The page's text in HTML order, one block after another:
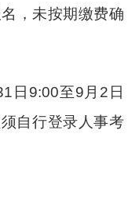
，未按期缴费确
日9:00至9月2日
自行登录人事考